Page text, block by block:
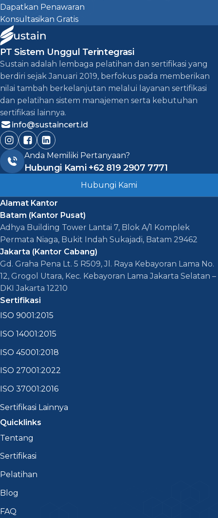
Dapatkan Penawaran
Konsultasikan Gratis
PT Sistem Unggul Terintegrasi
Sustain adalah lembaga pelatihan dan sertifikasi yang
berdiri sejak Januari 2019, berfokus pada memberikan
nilai tambah berkelanjutan melalui layanan sertifikasi
dan pelatihan sistem manajemen serta kebutuhan
sertifikasi lainnya.
info@sustaincert.id
Anda Memiliki Pertanyaan?
Hubungi Kami +62 819 2907 7771
Hubungi Kami
Alamat Kantor
Batam (Kantor Pusat)
Adhya Building Tower Lantai 7, Blok A/1 Komplek
Permata Niaga, Bukit Indah Sukajadi, Batam 29462
Jakarta (Kantor Cabang)
Gd. Graha Pena Lt. 5 R509, Jl. Raya Kebayoran Lama No.
12, Grogol Utara, Kec. Kebayoran Lama Jakarta Selatan –
DKI Jakarta 12210
Sertifikasi
ISO 9001:2015
ISO 14001:2015
ISO 45001:2018
ISO 27001:2022
ISO 37001:2016
Sertifikasi Lainnya
Quicklinks
Tentang
Sertifikasi
Pelatihan
Blog
FAQ